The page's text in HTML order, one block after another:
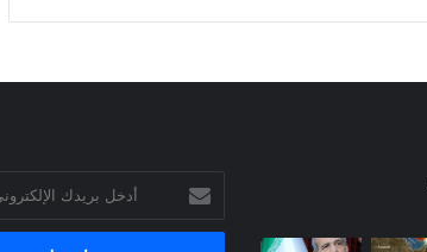
بريدك
الإلكتروني